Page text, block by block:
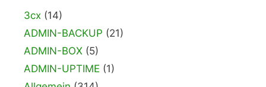
3cx (14)
ADMIN-BACKUP (21)
ADMIN-BOX (5)
ADMIN-UPTIME (1)